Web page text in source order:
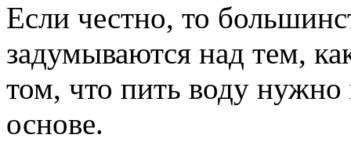
Если честно, то
задумываются над тем,
том, что пить воду нужно
основе.